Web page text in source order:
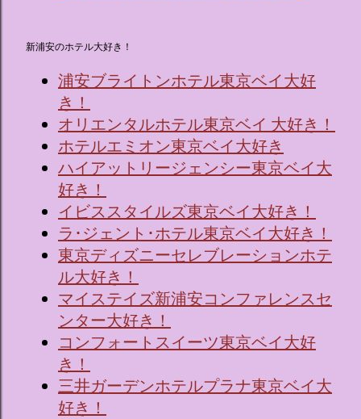
新浦安のホテル大好き！
浦安ブライトンホテル東京ベイ大好
き！
オリエンタルホテル東京ベイ 大好き！
ホテルエミオン東京ベイ大好き
ハイアットリージェンシー東京ベイ大
好き！
イビススタイルズ東京ベイ大好き！
ラ･ジェント･ホテル東京ベイ大好き！
東京ディズニーセレブレーションホテ
ル大好き！
マイステイズ新浦安コンファレンスセ
ンター大好き！
コンフォートスイーツ東京ベイ大好
き！
三井ガーデンホテルプラナ東京ベイ大
好き！